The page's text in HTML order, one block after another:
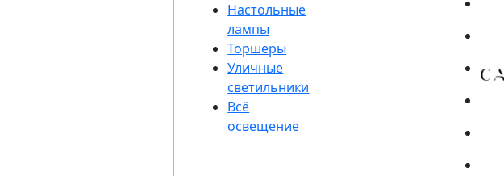
Настольные
лампы
Торшеры
Уличные
светильники